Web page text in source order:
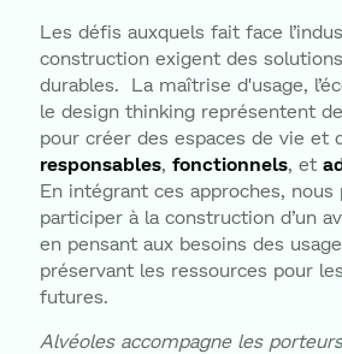
Les défis auxquels fait face
construction exigent des
durables. La maîtrise d'usage,
le design thinking représentent
pour créer des espaces de vie et
responsables, fonctionnels, et
En intégrant ces approches, nous
participer à la construction d’un
en pensant aux besoins des
préservant les ressources pour
futures.
Alvéoles accompagne les